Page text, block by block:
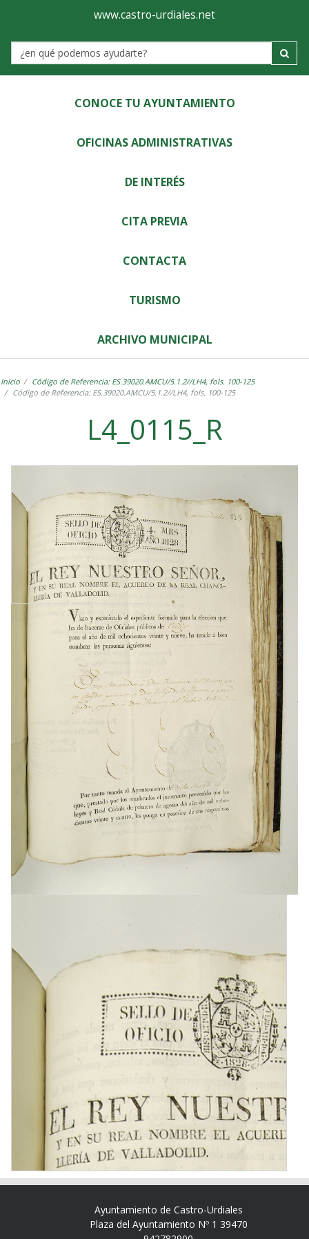
Ayuntamiento
de
Castro-
Urdiales
www.castro-urdiales.net
Label
CONOCE TU AYUNTAMIENTO
OFICINAS ADMINISTRATIVAS
DE INTERÉS
CITA PREVIA
CONTACTA
TURISMO
ARCHIVO MUNICIPAL
Inicio
Código de Referencia: ES.39020.AMCU/5.1.2//LH4, fols. 100-125
Código de Referencia: ES.39020.AMCU/5.1.2//LH4, fols. 100-125
L4_0115_R
Ayuntamiento de Castro-Urdiales
Plaza del Ayuntamiento Nº 1 39470